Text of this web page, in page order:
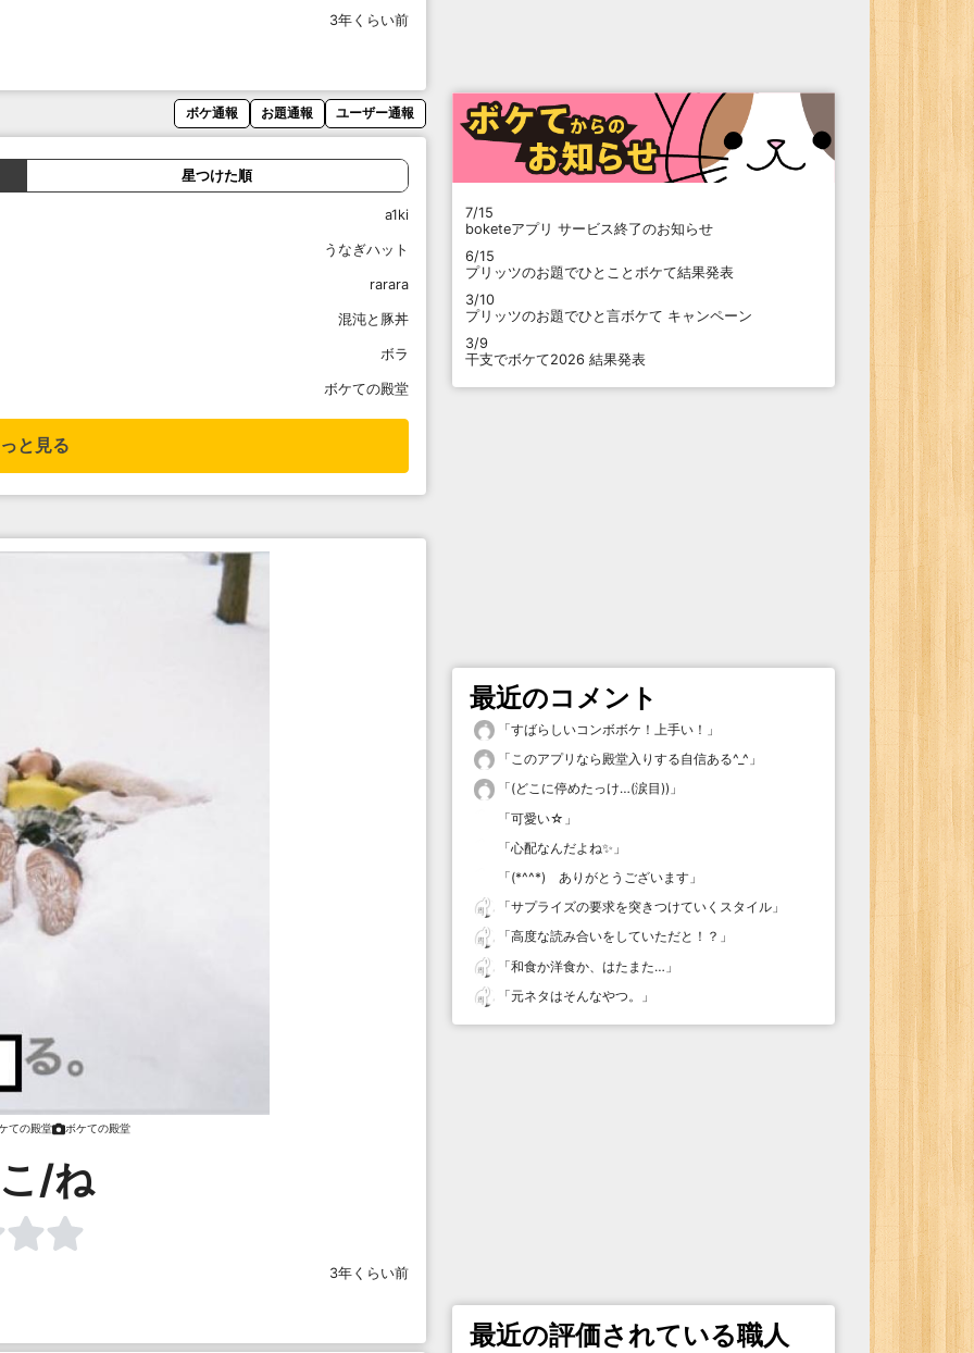
3年くらい前
ボケ通報 お題通報 ユーザー通報
星つけた順
a1ki
うなぎハット
rarara
混沌と豚丼
ボラ
ボケての殿堂
と見る
ての殿堂 ボケての殿堂
/ね
3年くらい前
7/15
boketeアプリ サービス終了のお知らせ
6/15
プリッツのお題でひとことボケて結果発表
3/10
プリッツのお題でひと言ボケて キャンペーン
3/9
干支でボケて2026 結果発表
最近のコメント
「すばらしいコンボボケ！上手い！ 」
「このアプリなら殿堂入りする自信ある^_^ 」
「(どこに停めたっけ…(涙目)) 」
「可愛い☆ 」
「心配なんだよね✨ 」
「(*^^*) ありがとうございます 」
「サプライズの要求を突きつけていくスタイル 」
「高度な読み合いをしていただと！？ 」
「和食か洋食か、はたまた… 」
「元ネタはそんなやつ。 」
最近の評価されている職人